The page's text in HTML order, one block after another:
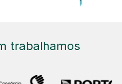
trabalhamos